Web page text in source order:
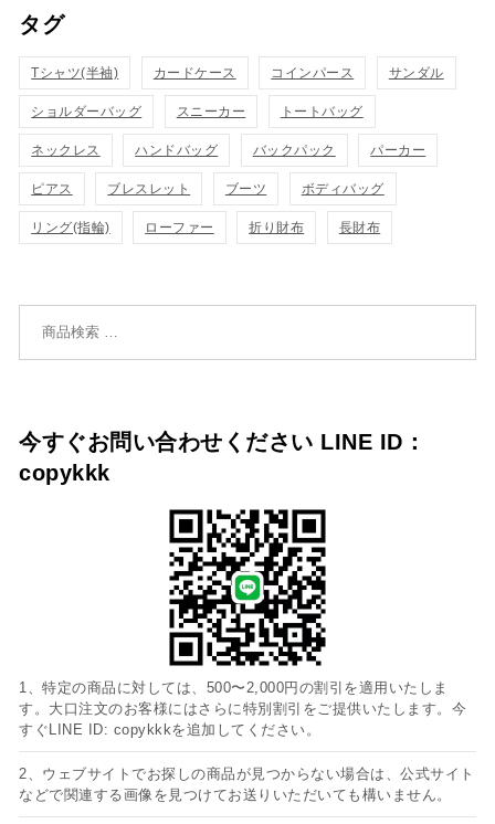
タグ
Tシャツ(半袖) カードケース コインパース サンダル
ショルダーバッグ スニーカー トートバッグ
ネックレス ハンドバッグ バックパック パーカー
ピアス ブレスレット ブーツ ボディバッグ
リング(指輪) ローファー 折り財布 長財布
今すぐお問い合わせください LINE ID：
copykkk
1、特定の商品に対しては、500〜2,000円の割引を適用いたしま
す。大口注文のお客様にはさらに特別割引をご提供いたします。今
すぐLINE ID: copykkkを追加してください。
2、ウェブサイトでお探しの商品が見つからない場合は、公式サイト
などで関連する画像を見つけてお送りいただいても構いません。